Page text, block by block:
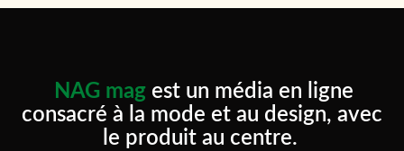
NAG mag est un média en ligne
consacré à la mode et au design, avec
le produit au centre.